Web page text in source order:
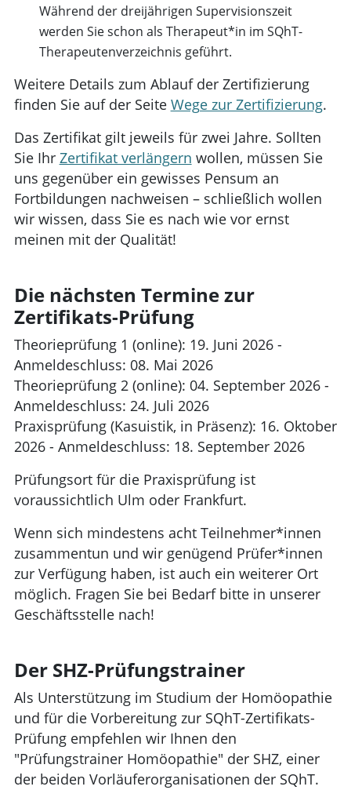
Während der dreijährigen Supervisionszeit
werden Sie schon als Therapeut*in im SQhT-
Therapeutenverzeichnis geführt.
Weitere Details zum Ablauf der Zertifizierung
finden Sie auf der Seite Wege zur Zertifizierung.
Das Zertifikat gilt jeweils für zwei Jahre. Sollten
Sie Ihr Zertifikat verlängern wollen, müssen Sie
uns gegenüber ein gewisses Pensum an
Fortbildungen nachweisen – schließlich wollen
wir wissen, dass Sie es nach wie vor ernst
meinen mit der Qualität!
Die nächsten Termine zur
Zertifikats-Prüfung
Theorieprüfung 1 (online): 19. Juni 2026 -
Anmeldeschluss: 08. Mai 2026
Theorieprüfung 2 (online): 04. September 2026 -
Anmeldeschluss: 24. Juli 2026
Praxisprüfung (Kasuistik, in Präsenz): 16. Oktober
2026 - Anmeldeschluss: 18. September 2026
Prüfungsort für die Praxisprüfung ist
voraussichtlich Ulm oder Frankfurt.
Wenn sich mindestens acht Teilnehmer*innen
zusammentun und wir genügend Prüfer*innen
zur Verfügung haben, ist auch ein weiterer Ort
möglich. Fragen Sie bei Bedarf bitte in unserer
Geschäftsstelle nach!
Der SHZ-Prüfungstrainer
Als Unterstützung im Studium der Homöopathie
und für die Vorbereitung zur SQhT-Zertifikats-
Prüfung empfehlen wir Ihnen den
"Prüfungstrainer Homöopathie" der SHZ, einer
der beiden Vorläuferorganisationen der SQhT.